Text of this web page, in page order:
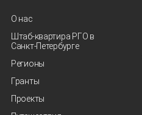
О нас
Штаб-квартира РГО в
Санкт‑Петербурге
Регионы
Гранты
Проекты